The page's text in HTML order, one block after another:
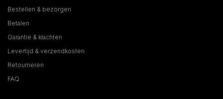
Bestellen & bezorgen
Betalen
Garantie & klachten
Levertijd & verzendkosten
Retourneren
FAQ